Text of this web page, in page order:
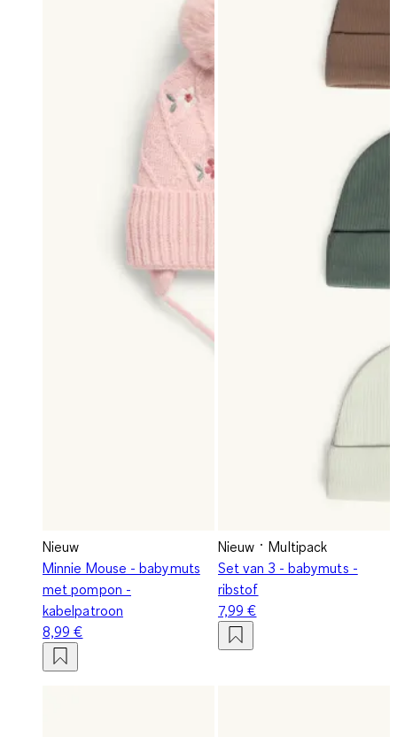
Nieuw
Minnie Mouse - babymuts
met pompon -
kabelpatroon
8,99 €
Nieuw
Multipack
Set van 3 - babymuts -
ribstof
7,99 €